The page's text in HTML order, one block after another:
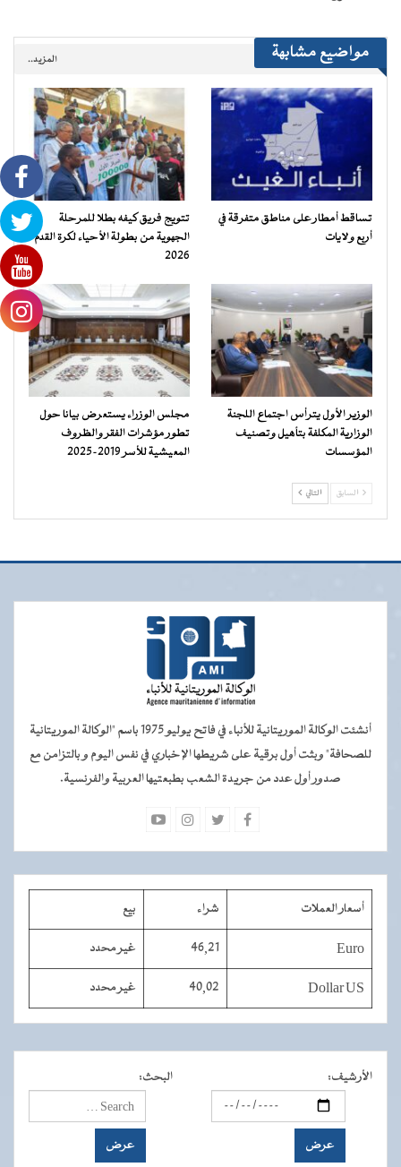
مواضيع مشابهة المزيد..
تساقط أمطار على مناطق متفرقة في
أربع ولايات
تتويج فريق كيفه بطلا للمرحلة
الجهوية من بطولة الأحياء لكرة القدم
2026
الوزير الأول يترأس اجتماع اللجنة
الوزارية المكلفة بتأهيل وتصنيف
المؤسسات
مجلس الوزراء يستعرض بيانا حول
تطور مؤشرات الفقر والظروف
المعيشية للأسر 2019-2025
السابق التالي
أنشئت الوكالة الموريتانية للأنباء في فاتح يوليو 1975 باسم "الوكالة الموريتانية
للصحافة" وبثت أول برقية على شريطها الإخباري في نفس اليوم و بالتزامن مع
صدور أول عدد من جريدة الشعب بطبعتيها العربية والفرنسية.
أسعار العملات شراء بيع
Euro
46,21 غير محدد
Dollar US
40,02 غير محدد
الأرشيف: البحث: